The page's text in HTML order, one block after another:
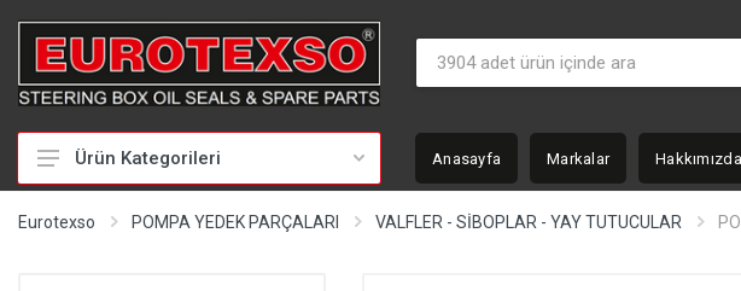
HİDROLİK DİREKSİYON TAMİR TAKIMLARI
Ürün Kategorileri Anasayfa Markalar Hakkımızda
Eurotexso POMPA YEDEK PARÇALARI VALFLER - SİBOPLAR - YAY TUTUCULAR